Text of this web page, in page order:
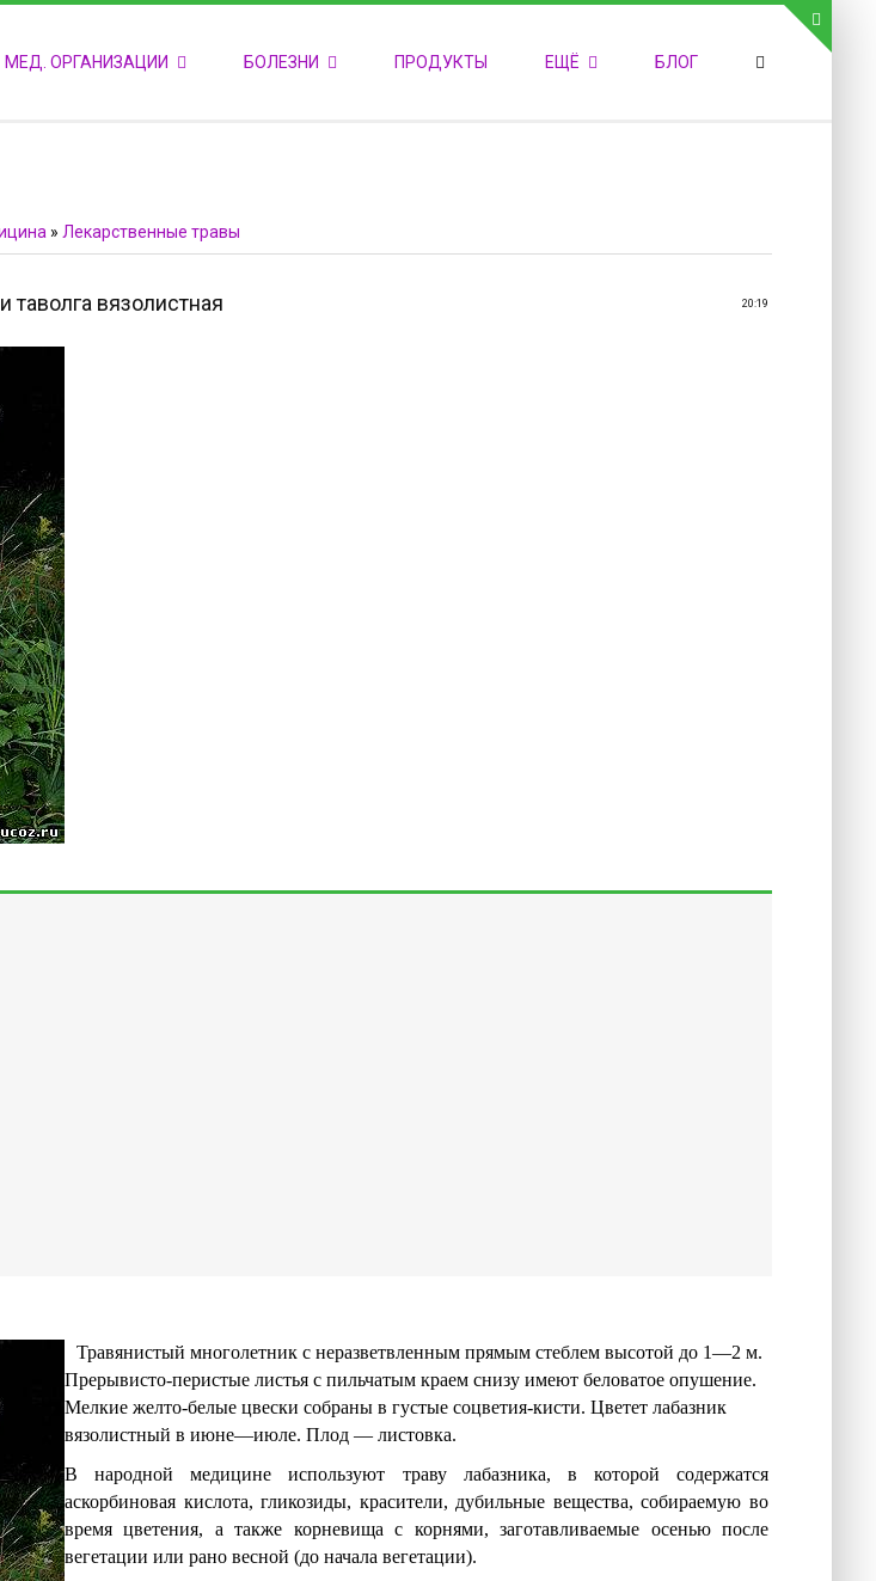
СВЯЗЬ С АДМИНИСТРАЦИЕЙ САЙТА
Телефон:
МЕД. ОРГАНИЗАЦИИ БОЛЕЗНИ ПРОДУКТЫ ЕЩЁ БЛОГ
» Лекарственные травы
20:19
таволга вязолистная
Травянистый многолетник с неразветвленным прямым стеблем высотой до 1—2 м.
Прерывисто-перистые листья с пильчатым краем снизу имеют беловатое опушение.
Мелкие желто-белые цвески собраны в густые соцветия-кисти. Цветет лабазник
вязолистный в июне—июле. Плод — листовка.
В народной медицине используют траву лабазника, в которой содержатся
аскорбиновая кислота, гликозиды, красители, дубильные вещества, собираемую во
время цветения, а также корневища с корнями, заготавливаемые осенью после
вегетации или рано весной (до начала вегетации).